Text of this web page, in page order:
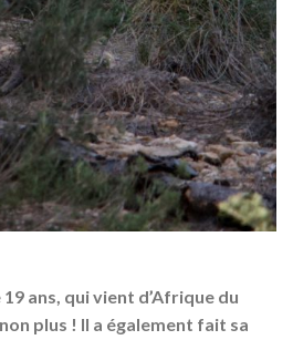
ans, qui vient d’Afrique du
plus ! Il a également fait sa